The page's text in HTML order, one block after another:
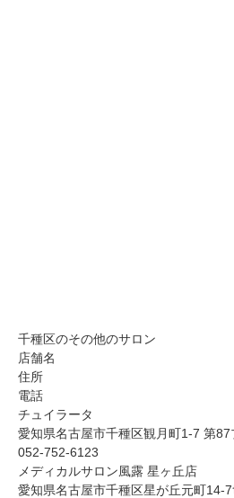
千種区のその他のサロン
店舗名
住所
電話
チュイラータ
愛知県名古屋市千種区観月町1-7 第
052-752-6123
メディカルサロン風露 星ヶ丘店
愛知県名古屋市千種区星が丘元町14-7